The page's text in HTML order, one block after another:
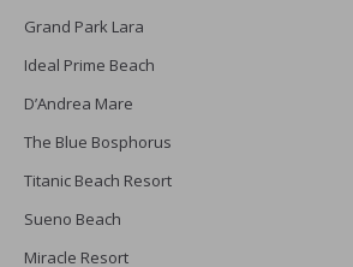
Grand Park Lara
Ideal Prime Beach
D’Andrea Mare
The Blue Bosphorus
Titanic Beach Resort
Sueno Beach
Miracle Resort